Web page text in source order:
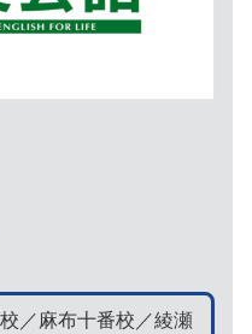
／麻布十番校／綾瀬